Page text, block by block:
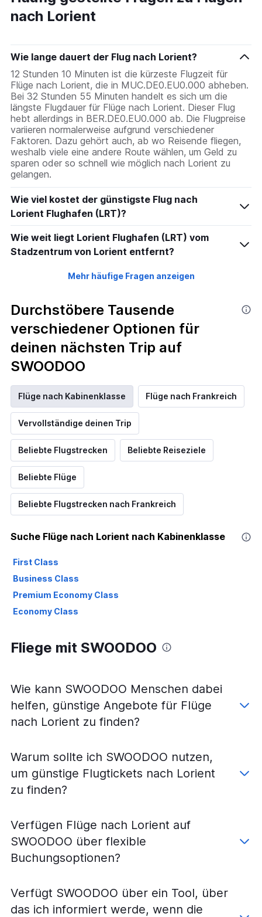
Range:
14
chart
has
1
Y
axis
displaying
values.
Range:
5
to
20.
nach Lorient
Wie lange dauert der Flug nach Lorient?
12 Stunden 10 Minuten ist die kürzeste Flugzeit für
Flüge nach Lorient, die in MUC.DE0.EU0.000 abheben.
Bei 32 Stunden 55 Minuten handelt es sich um die
längste Flugdauer für Flüge nach Lorient. Dieser Flug
hebt allerdings in BER.DE0.EU0.000 ab. Die Flugpreise
variieren normalerweise aufgrund verschiedener
Faktoren. Dazu gehört auch, ab wo Reisende fliegen,
weshalb viele eine andere Route wählen, um Geld zu
sparen oder so schnell wie möglich nach Lorient zu
gelangen.
Wie viel kostet der günstigste Flug nach
Lorient Flughafen (LRT)?
Wie weit liegt Lorient Flughafen (LRT) vom
Stadzentrum von Lorient entfernt?
Mehr häufige Fragen anzeigen
Durchstöbere Tausende
verschiedener Optionen für
deinen nächsten Trip auf
SWOODOO
Flüge nach Kabinenklasse Flüge nach Frankreich
Vervollständige deinen Trip
Beliebte Flugstrecken Beliebte Reiseziele
Beliebte Flüge
Beliebte Flugstrecken nach Frankreich
Suche Flüge nach Lorient nach Kabinenklasse
First Class
Business Class
Premium Economy Class
Economy Class
Fliege mit SWOODOO
Wie kann SWOODOO Menschen dabei
helfen, günstige Angebote für Flüge
nach Lorient zu finden?
Warum sollte ich SWOODOO nutzen,
um günstige Flugtickets nach Lorient
zu finden?
Verfügen Flüge nach Lorient auf
SWOODOO über flexible
Buchungsoptionen?
Verfügt SWOODOO über ein Tool, über
das ich informiert werde, wenn die